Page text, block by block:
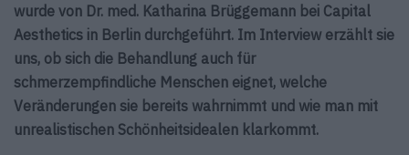
wurde von Dr. med. Katharina Brüggemann bei Capital
Aesthetics in Berlin durchgeführt. Im Interview erzählt sie
uns, ob sich die Behandlung auch für
schmerzempfindliche Menschen eignet, welche
Veränderungen sie bereits wahrnimmt und wie man mit
unrealistischen Schönheitsidealen klarkommt.